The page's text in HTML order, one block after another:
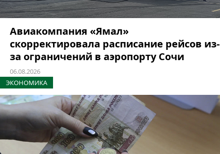
Авиакомпания «Ямал»
скорректировала расписание рейсов из-
за ограничений в аэропорту Сочи
06.08.2026
ЭКОНОМИКА